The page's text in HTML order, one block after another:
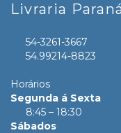
Livraria
54-3261-3667
54.99214-8823
Horários
Segunda á Sexta
8:45 – 18:30
Sábados